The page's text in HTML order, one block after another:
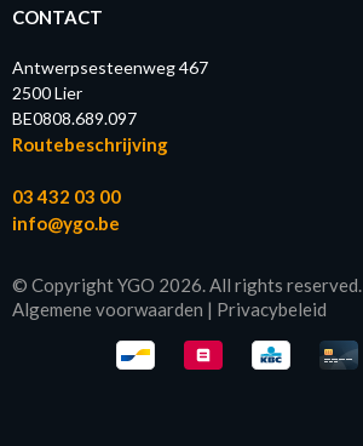
CONTACT
Antwerpsesteenweg 467
2500 Lier
BE0808.689.097
Routebeschrijving
03 432 03 00
info@ygo.be
© Copyright YGO 2026. All rights reserved.
Algemene voorwaarden | Privacybeleid